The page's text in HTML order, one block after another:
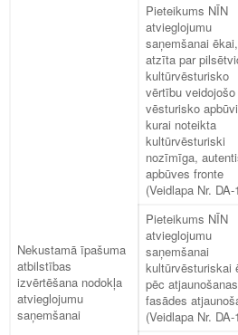
Nekustamā īpašuma
atbilstības
izvērtēšana nodokļa
atvieglojumu
saņemšanai
Pieteikums NĪN
atvieglojumu
saņemšanai
atzīta par
kultūrvēsturisko
vērtību veidojošo
vēsturisko
kurai noteikta
kultūrvēsturiski
nozīmīga,
apbūves fronte
(Veidlapa Nr. DA-
Pieteikums NĪN
atvieglojumu
saņemšanai
kultūrvēsturiskai
pēc
fasādes
(Veidlapa Nr. DA-